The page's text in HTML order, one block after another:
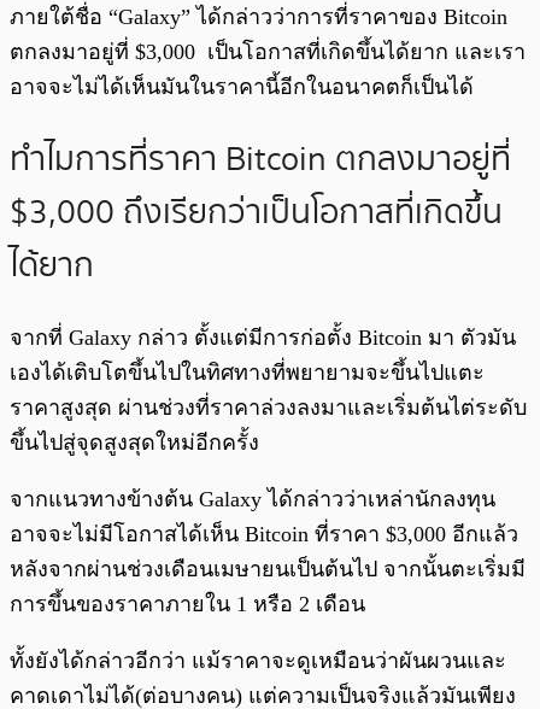
ภายใต้ชื่อ “Galaxy” ได้กล่าวว่าการที่ราคาของ Bitcoin
ตกลงมาอยู่ที่ $3,000 เป็นโอกาสที่เกิดขึ้นได้ยาก และเรา
อาจจะไม่ได้เห็นมันในราคานี้อีกในอนาคตก็เป็นได้
ทำไมการที่ราคา Bitcoin ตกลงมาอยู่ที่
$3,000 ถึงเรียกว่าเป็นโอกาสที่เกิดขึ้น
ได้ยาก
จากที่ Galaxy กล่าว ตั้งแต่มีการก่อตั้ง Bitcoin มา ตัวมัน
เองได้เติบโตขึ้นไปในทิศทางที่พยายามจะขึ้นไปแตะ
ราคาสูงสุด ผ่านช่วงที่ราคาล่วงลงมาและเริ่มต้นไต่ระดับ
ขึ้นไปสู่จุดสูงสุดใหม่อีกครั้ง
จากแนวทางข้างต้น Galaxy ได้กล่าวว่าเหล่านักลงทุน
อาจจะไม่มีโอกาสได้เห็น Bitcoin ที่ราคา $3,000 อีกแล้ว
หลังจากผ่านช่วงเดือนเมษายนเป็นต้นไป จากนั้นตะเริ่มมี
การขึ้นของราคาภายใน 1 หรือ 2 เดือน
ทั้งยังได้กล่าวอีกว่า แม้ราคาจะดูเหมือนว่าผันผวนและ
คาดเดาไม่ได้(ต่อบางคน) แต่ความเป็นจริงแล้วมันเพียง